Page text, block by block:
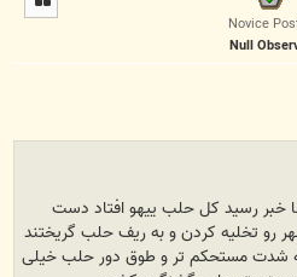
Novice
Null
ﺧﺒﺮ ﺭﺳﯿﺪ ﮐﻞ ﺣﻠﺐ ﯾﯿﻬﻮ ﺍﻓﺘﺎﺩ ﺩﺳﺖ
ﺭﻭ ﺗﺨﻠﯿﻪ ﮐﺮﺩﻥ ﻭ ﺑﻪ ﺭﯾﻒ ﺣﻠﺐ ﮔﺮﯾﺨﺘﻨﺪ
ﺷﺪﺕ ﻣﺴﺘﺤﮑﻢ ﺗﺮ ﻭ ﻃﻮﻕ ﺩﻭﺭ ﺣﻠﺐ ﺧﯿﻠﯽ